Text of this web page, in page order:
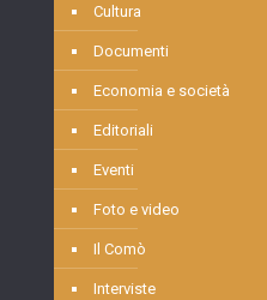
Cultura
Documenti
Economia e società
Editoriali
Eventi
Foto e video
Il Comò
Interviste